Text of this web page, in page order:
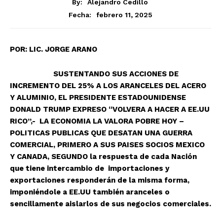
By:
Alejandro Cedillo
Fecha:
febrero 11, 2025
POR: LIC. JORGE ARANO
SUSTENTANDO SUS ACCIONES DE
INCREMENTO DEL 25% A LOS ARANCELES DEL ACERO
Y ALUMINIO, EL PRESIDENTE ESTADOUNIDENSE
DONALD TRUMP EXPRESO “VOLVERA A HACER A EE.UU
RICO”,- LA ECONOMIA LA VALORA POBRE HOY –
POLITICAS PUBLICAS QUE DESATAN UNA GUERRA
COMERCIAL, PRIMERO A SUS PAISES SOCIOS MEXICO
Y CANADA, SEGUNDO la respuesta de cada Nación
que tiene intercambio de importaciones y
exportaciones responderán de la misma forma,
imponiéndole a EE.UU también aranceles o
sencillamente aislarlos de sus negocios comerciales.